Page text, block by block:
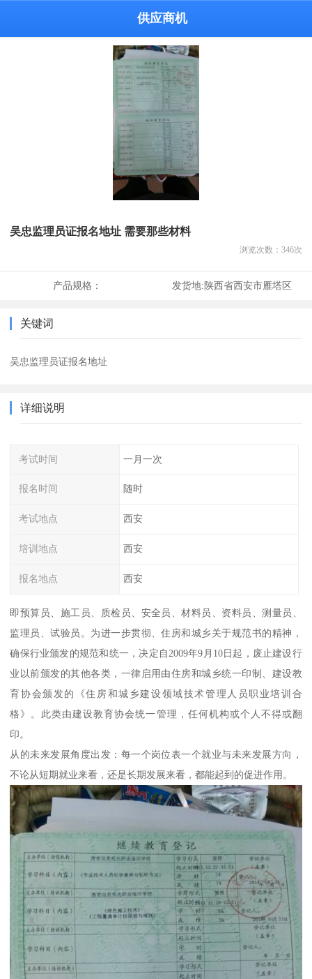
供应商机
吴忠监理员证报名地址 需要那些材料
浏览次数： 346次
产品规格： 发货地:陕西省西安市雁塔区
关键词
吴忠监理员证报名地址
详细说明
考试时间 一月一次
报名时间 随时
考试地点 西安
培训地点 西安
报名地点 西安
即预算员、施工员、质检员、安全员、材料员、资料员、测量员、
监理员、试验员。为进一步贯彻、住房和城乡关于规范书的精神，
确保行业颁发的规范和统一，决定自2009年9月10日起，废止建设行
业以前颁发的其他各类，一律启用由住房和城乡统一印制、建设教
育协会颁发的《住房和城乡建设领域技术管理人员职业培训合
格》。此类由建设教育协会统一管理，任何机构或个人不得或翻
印。
从的未来发展角度出发：每一个岗位表一个就业与未来发展方向，
不论从短期就业来看，还是长期发展来看，都能起到的促进作用。